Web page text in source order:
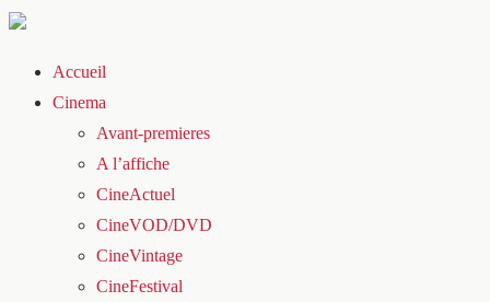
Accueil
Cinema
Avant-premieres
A l’affiche
CineActuel
CineVOD/DVD
CineVintage
CineFestival